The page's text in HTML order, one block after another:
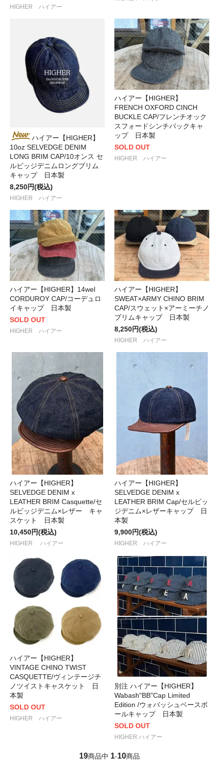
HIGHER ハイアー
ハイアー【HIGHER】
10oz SELVEDGE DENIM
LONG BRIM CAP/10オンス セ
ルビッジデニムロングブリム
キャップ 日本製
8,250円(税込)
HIGHER ハイアー
ハイアー【HIGHER】
FRENCH OXFORD CINCH
BUCKLE CAP/フレンチオック
スフォードシンチバックキャ
ップ 日本製
SOLD OUT
HIGHER ハイアー
ハイアー【HIGHER】14wel
CORDUROY CAP/コーデュロ
イキャップ 日本製
SOLD OUT
HIGHER ハイアー
ハイアー【HIGHER】
SWEAT×ARMY CHINO BRIM
CAP/スウェット×アーミーチノ
ブリムキャップ 日本製
8,250円(税込)
HIGHER ハイアー
ハイアー【HIGHER】
SELVEDGE DENIM x
LEATHER BRIM Casquette/セ
ルビッジデニム×レザー キャ
スケット 日本製
10,450円(税込)
HIGHER ハイアー
ハイアー【HIGHER】
SELVEDGE DENIM x
LEATHER BRIM Cap/セルビッ
ジデニム×レザーキャップ 日
本製
9,900円(税込)
HIGHER ハイアー
ハイアー【HIGHER】
VINTAGE CHINO TWIST
CASQUETTE/ヴィンテージチ
ノツイストキャスケット 日
本製
SOLD OUT
HIGHER ハイアー
別注 ハイアー【HIGHER】
Wabash"BB"Cap Limited
Edition /ウォバッシュベースボ
ールキャップ 日本製
SOLD OUT
HIGHER ハイアー
19商品中 1-10商品